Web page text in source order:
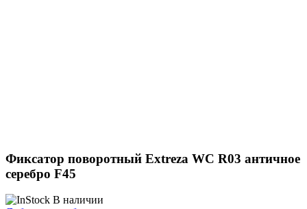
Фиксатор поворотный Extreza WC R03 античное
серебро F45
В наличии